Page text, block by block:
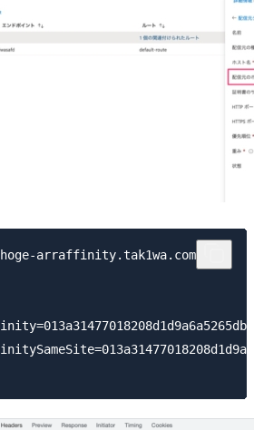
arraffinity.tak1wa.com/